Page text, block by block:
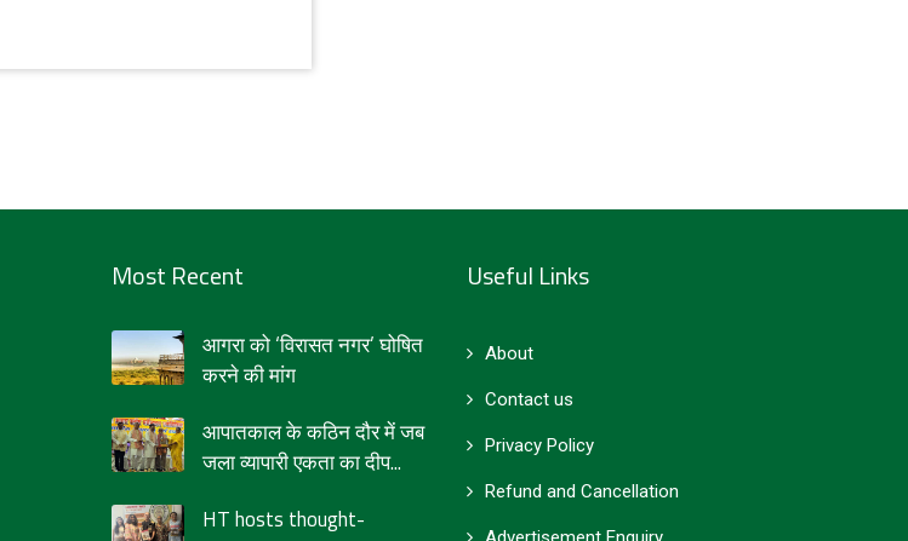
Most Recent
आगरा को ‘विरासत नगर’ घोषित
करने की मांग
आपातकाल के कठिन दौर में जब
जला व्यापारी एकता का दीप...
HT hosts thought-
Useful Links
About
Contact us
Privacy Policy
Refund and Cancellation